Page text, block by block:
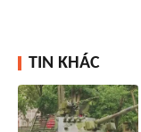
TIN KHÁC